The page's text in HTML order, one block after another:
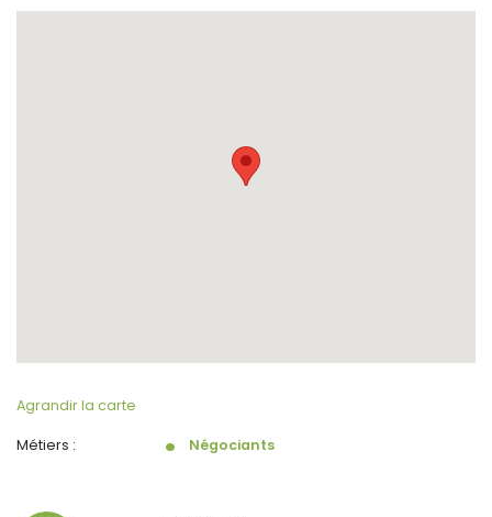
Agrandir la carte
Métiers : Négociants